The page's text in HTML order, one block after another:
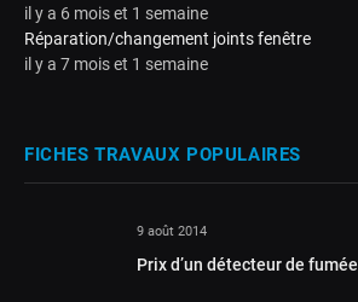
il y a 6 mois et 1 semaine
Réparation/changement joints fenêtre
il y a 7 mois et 1 semaine
FICHES TRAVAUX POPULAIRES
9 août 2014
Prix d’un détecteur de fumée